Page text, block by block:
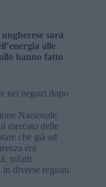
sarà
alle
hanno fatto
nei negozi dopo
Nazionale
mercato delle
che già ad
era
infatti
in diverse regioni